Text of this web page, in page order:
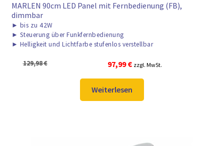
MARLEN 90cm LED Panel mit Fernbedienung (FB),
dimmbar
► bis zu 42W
► Steuerung über Funkfernbedienung
► Helligkeit und Lichtfarbe stufenlos verstellbar
129,98€
Ursprünglicher
war:
129,98 €
97,99€Aktueller
ist:
97,99 €.
zzgl. MwSt.
Weiterlesen